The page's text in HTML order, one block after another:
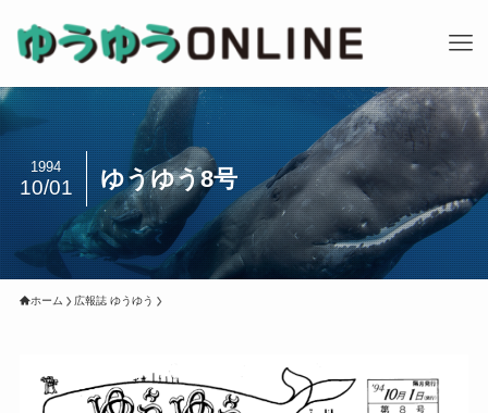
ゆうゆう8号
1994
10/01
ホーム 広報誌 ゆうゆう